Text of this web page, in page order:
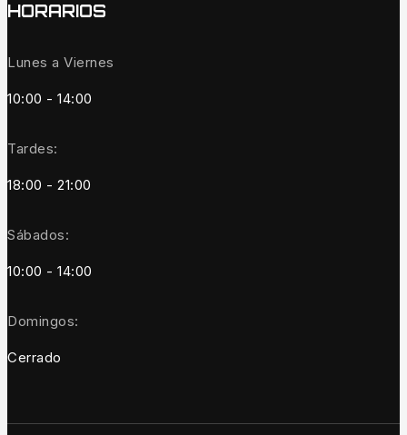
HORARIOS
Lunes a Viernes
10:00 - 14:00
Tardes:
18:00 - 21:00
Sábados:
10:00 - 14:00
Domingos:
Cerrado